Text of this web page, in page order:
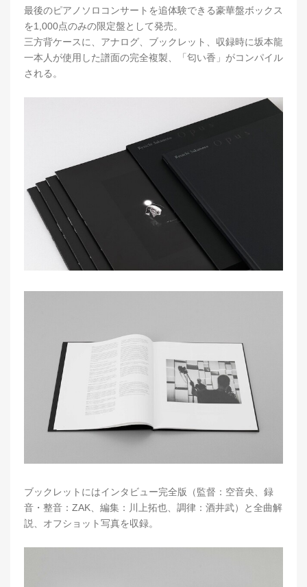
最後のピアノソロコンサートを追体験できる豪華盤ボックス
を1,000点のみの限定盤として発売。
三方背ケースに、アナログ、ブックレット、収録時に坂本龍
一本人が使用した譜面の完全複製、「匂い香」がコンパイル
される。
ブックレットにはインタビュー完全版（監督：空音央、録
音・整音：ZAK、編集：川上拓也、調律：酒井武）と全曲解
説、オフショット写真を収録。